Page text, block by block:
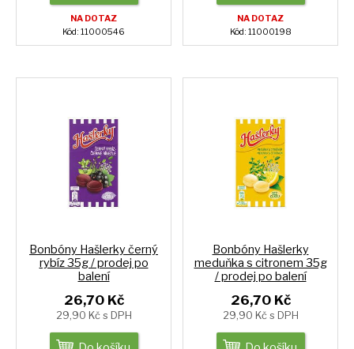
NA DOTAZ
Kód: 11000546
NA DOTAZ
Kód: 11000198
Bonbóny Hašlerky černý
rybíz 35g / prodej po
balení
26,70 Kč
29,90 Kč s DPH
Bonbóny Hašlerky
meduňka s citronem 35g
/ prodej po balení
26,70 Kč
29,90 Kč s DPH